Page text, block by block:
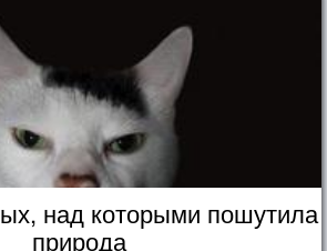
над которыми пошутила
природа